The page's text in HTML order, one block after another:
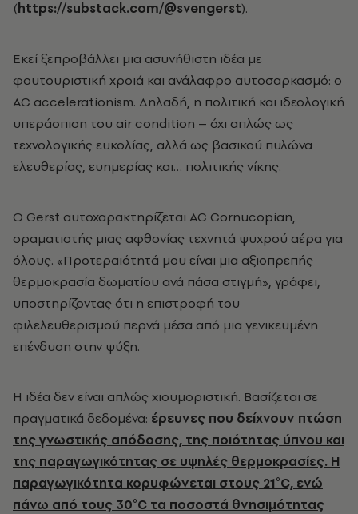
(https://substack.com/@svengerst).
Εκεί ξεπροβάλλει μια ασυνήθιστη ιδέα με
φουτουριστική χροιά και ανάλαφρο αυτοσαρκασμό: ο
AC accelerationism. Δηλαδή, η πολιτική και ιδεολογική
υπεράσπιση του air condition – όχι απλώς ως
τεχνολογικής ευκολίας, αλλά ως βασικού πυλώνα
ελευθερίας, ευημερίας και… πολιτικής νίκης.
Ο Gerst αυτοχαρακτηρίζεται AC Cornucopian,
οραματιστής μιας αφθονίας τεχνητά ψυχρού αέρα για
όλους. «Προτεραιότητά μου είναι μια αξιοπρεπής
θερμοκρασία δωματίου ανά πάσα στιγμή», γράφει,
υποστηρίζοντας ότι η επιστροφή του
φιλελευθερισμού περνά μέσα από μια γενικευμένη
επένδυση στην ψύξη.
Η ιδέα δεν είναι απλώς χιουμοριστική. Βασίζεται σε
πραγματικά δεδομένα: έρευνες που δείχνουν πτώση
της γνωστικής απόδοσης, της ποιότητας ύπνου και
της παραγωγικότητας σε υψηλές θερμοκρασίες. Η
παραγωγικότητα κορυφώνεται στους 21°C, ενώ
πάνω από τους 30°C τα ποσοστά θνησιμότητας